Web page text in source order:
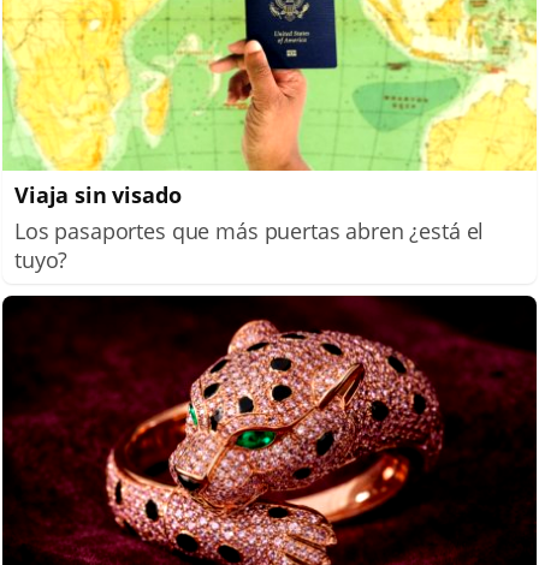
Viaja sin visado
Los pasaportes que más puertas abren ¿está el
tuyo?